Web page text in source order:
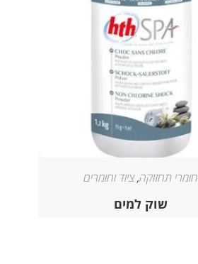
חומרי תחזוקה,ציוד וחומרים
שוק למים